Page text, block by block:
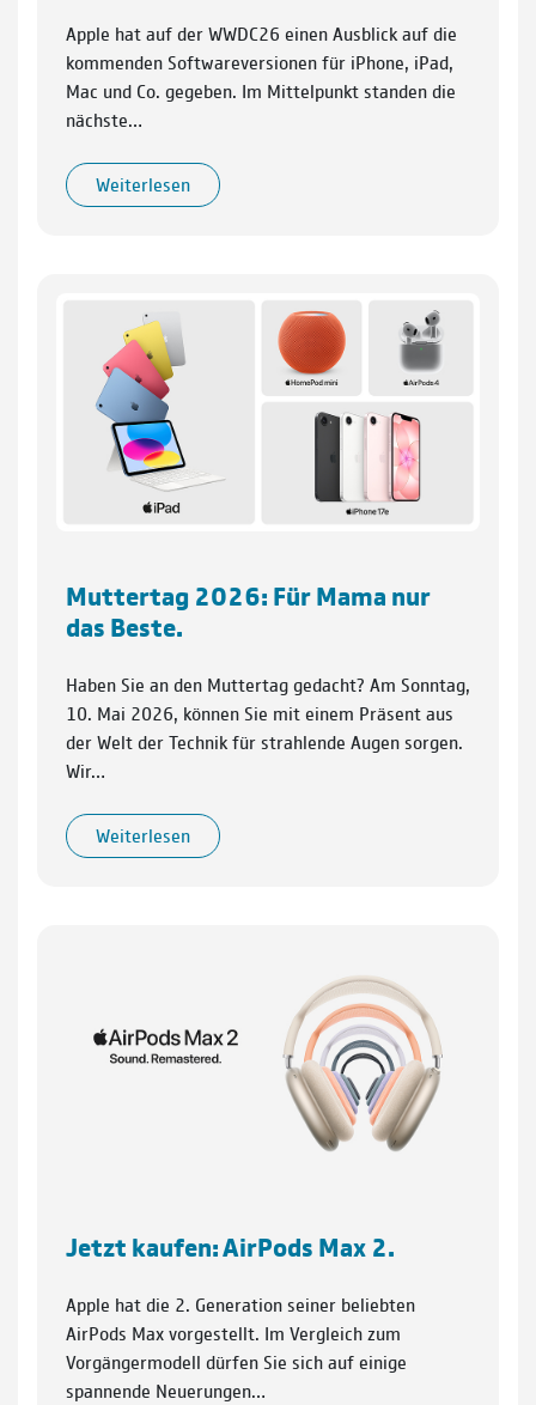
Apple hat auf der WWDC26 einen Ausblick auf die
kommenden Softwareversionen für iPhone, iPad,
Mac und Co. gegeben. Im Mittelpunkt standen die
nächste…
Weiterlesen
Muttertag 2026: Für Mama nur
das Beste.
Haben Sie an den Muttertag gedacht? Am Sonntag,
10. Mai 2026, können Sie mit einem Präsent aus
der Welt der Technik für strahlende Augen sorgen.
Wir…
Weiterlesen
Jetzt kaufen: AirPods Max 2.
Apple hat die 2. Generation seiner beliebten
AirPods Max vorgestellt. Im Vergleich zum
Vorgängermodell dürfen Sie sich auf einige
spannende Neuerungen…